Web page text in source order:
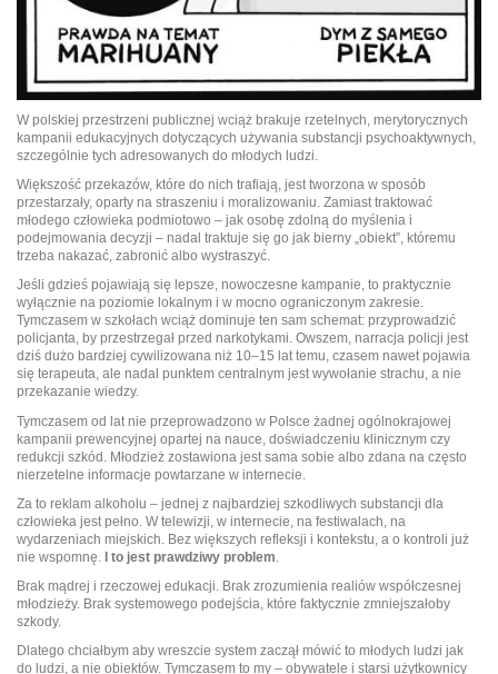
W polskiej przestrzeni publicznej wciąż brakuje rzetelnych, merytorycznych
kampanii edukacyjnych dotyczących używania substancji psychoaktywnych,
szczególnie tych adresowanych do młodych ludzi.
Większość przekazów, które do nich trafiają, jest tworzona w sposób
przestarzały, oparty na straszeniu i moralizowaniu. Zamiast traktować
młodego człowieka podmiotowo – jak osobę zdolną do myślenia i
podejmowania decyzji – nadal traktuje się go jak bierny „obiekt”, któremu
trzeba nakazać, zabronić albo wystraszyć.
Jeśli gdzieś pojawiają się lepsze, nowoczesne kampanie, to praktycznie
wyłącznie na poziomie lokalnym i w mocno ograniczonym zakresie.
Tymczasem w szkołach wciąż dominuje ten sam schemat: przyprowadzić
policjanta, by przestrzegał przed narkotykami. Owszem, narracja policji jest
dziś dużo bardziej cywilizowana niż 10–15 lat temu, czasem nawet pojawia
się terapeuta, ale nadal punktem centralnym jest wywołanie strachu, a nie
przekazanie wiedzy.
Tymczasem od lat nie przeprowadzono w Polsce żadnej ogólnokrajowej
kampanii prewencyjnej opartej na nauce, doświadczeniu klinicznym czy
redukcji szkód. Młodzież zostawiona jest sama sobie albo zdana na często
nierzetelne informacje powtarzane w internecie.
Za to reklam alkoholu – jednej z najbardziej szkodliwych substancji dla
człowieka jest pełno. W telewizji, w internecie, na festiwalach, na
wydarzeniach miejskich. Bez większych refleksji i kontekstu, a o kontroli już
nie wspomnę. I to jest prawdziwy problem
Brak mądrej i rzeczowej edukacji. Brak zrozumienia realiów współczesnej
młodzieży. Brak systemowego podejścia, które faktycznie zmniejszałoby
szkody.
Dlatego chciałbym aby wreszcie system zaczął mówić to młodych ludzi jak
do ludzi, a nie obiektów. Tymczasem to my – obywatele i starsi użytkownicy